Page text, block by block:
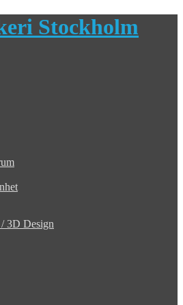
Stockholm
3D Design